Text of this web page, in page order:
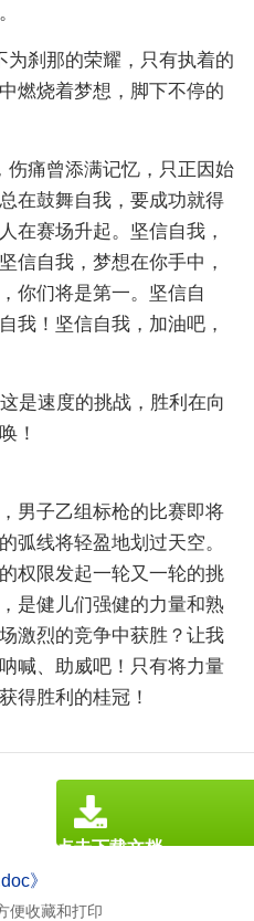
为刹那的荣耀，只有执着的
燃烧着梦想，脚下不停的
伤痛曾添满记忆，只正因始
在鼓舞自我，要成功就得
在赛场升起。坚信自我，
信自我，梦想在你手中，
你们将是第一。坚信自
我！坚信自我，加油吧，
是速度的挑战，胜利在向
！
男子乙组标枪的比赛即将
弧线将轻盈地划过天空。
权限发起一轮又一轮的挑
是健儿们强健的力量和熟
激烈的竞争中获胜？让我
喊、助威吧！只有将力量
得胜利的桂冠！
》
便收藏和打印
点击下载文档